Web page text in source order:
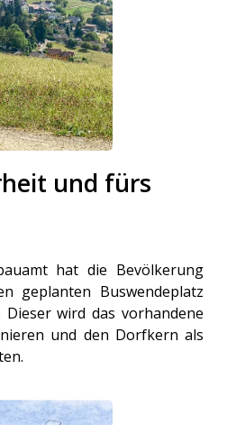
und fürs
hat die Bevölkerung
geplanten Buswendeplatz
wird das vorhandene
und den Dorfkern als